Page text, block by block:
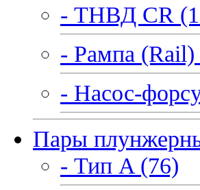
- ТНВД CR
- Рампа (Rail)
- Насос-
Пары
- Тип A (76)